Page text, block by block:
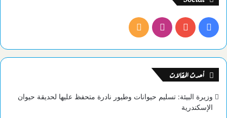
فيسبوك يوتيوب انستقرامملخص
الموقع
أحدث المقالات
وزيرة البيئة: تسليم حيوانات وطيور نادرة متحفظ عليها لحديقة حيوان
الإسكندرية